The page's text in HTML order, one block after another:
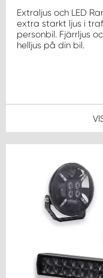
Extraljus och LED
extra starkt ljus i
personbil. Fjärrljus
helljus på din bil.
WORK SYSTEM
WORK SYSTEM VARBERG
WORK SYSTEM VÄRNAMO
WORK SYSTEM VÄSTERÅS